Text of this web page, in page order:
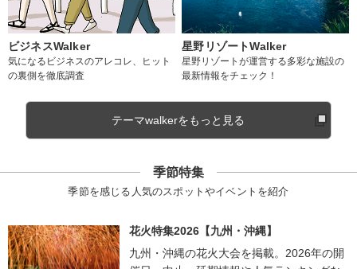
ビジネスWalker
気になるビジネスのアレコレ、ヒット
の裏側を徹底調査
星野リゾートWalker
星野リゾートが運営する多彩な施設の
最新情報をチェック！
テーマwalkerをもっと見る
季節特集
季節を感じる人気のスポットやイベントを紹介
花火特集2026【九州・沖縄】
九州・沖縄の花火大会を掲載。2026年の開